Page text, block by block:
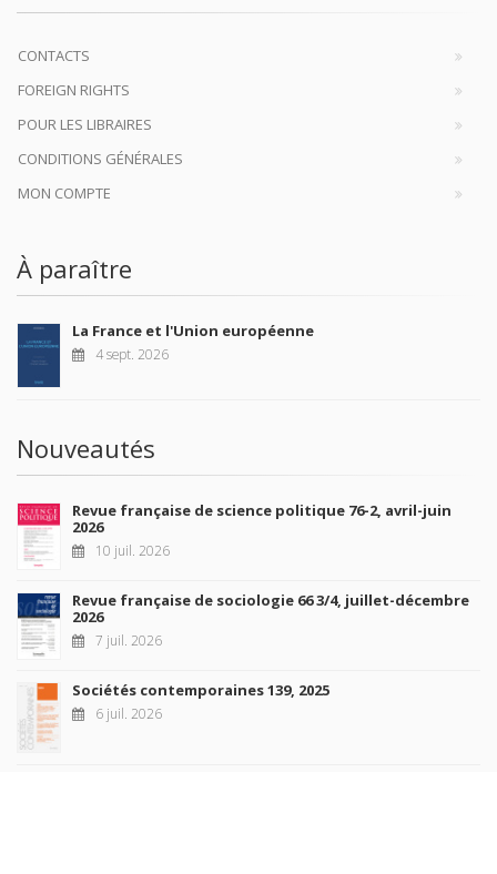
CONTACTS
FOREIGN RIGHTS
POUR LES LIBRAIRES
CONDITIONS GÉNÉRALES
MON COMPTE
À paraître
La France et l'Union européenne
4 sept. 2026
Nouveautés
Revue française de science politique 76-2, avril-juin
2026
10 juil. 2026
Revue française de sociologie 66 3/4, juillet-décembre
2026
7 juil. 2026
Sociétés contemporaines 139, 2025
6 juil. 2026